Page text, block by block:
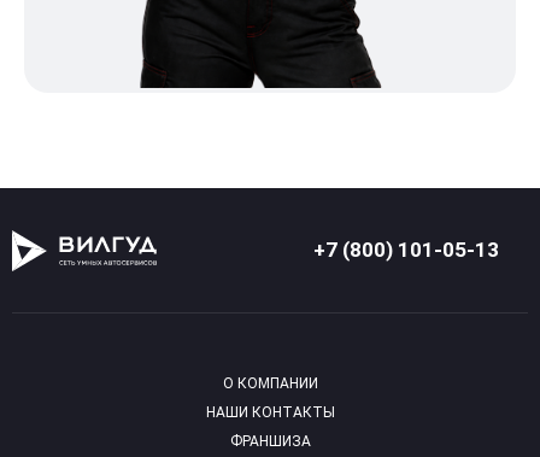
+7 (800) 101-05-13
О КОМПАНИИ
НАШИ КОНТАКТЫ
ФРАНШИЗА